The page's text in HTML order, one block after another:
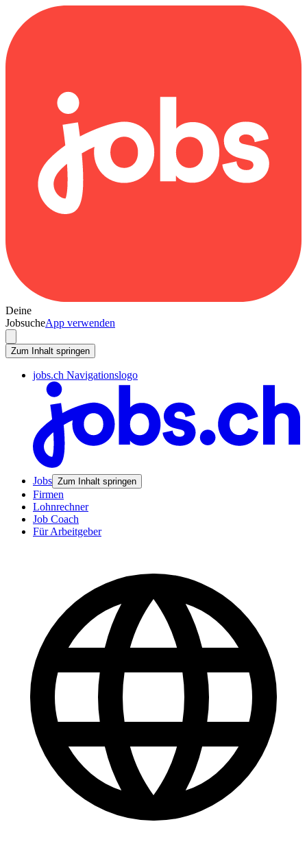
Deine
JobsucheApp verwenden
Zum Inhalt springen
jobs.ch Navigationslogo
Jobs Zum Inhalt springen
Firmen
Lohnrechner
Job Coach
Für Arbeitgeber